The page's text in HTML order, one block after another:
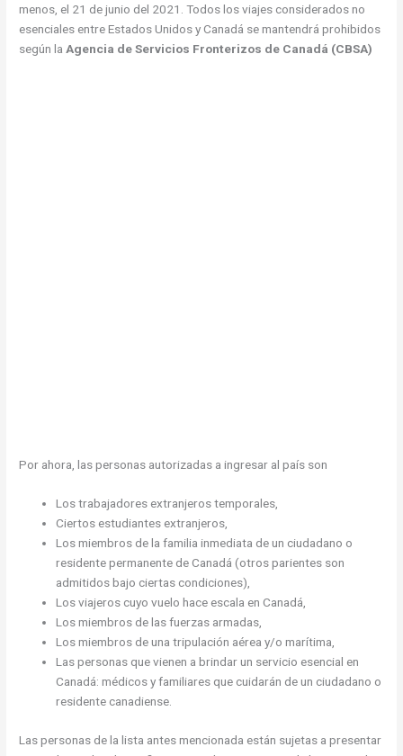
menos, el 21 de junio del 2021. Todos los viajes considerados no
esenciales entre Estados Unidos y Canadá se mantendrá prohibidos
según la Agencia de Servicios Fronterizos de Canadá (CBSA)
Por ahora, las personas autorizadas a ingresar al país son
Los trabajadores extranjeros temporales,
Ciertos estudiantes extranjeros,
Los miembros de la familia inmediata de un ciudadano o
residente permanente de Canadá (otros parientes son
admitidos bajo ciertas condiciones),
Los viajeros cuyo vuelo hace escala en Canadá,
Los miembros de las fuerzas armadas,
Los miembros de una tripulación aérea y/o marítima,
Las personas que vienen a brindar un servicio esencial en
Canadá: médicos y familiares que cuidarán de un ciudadano o
residente canadiense.
Las personas de la lista antes mencionada están sujetas a presentar